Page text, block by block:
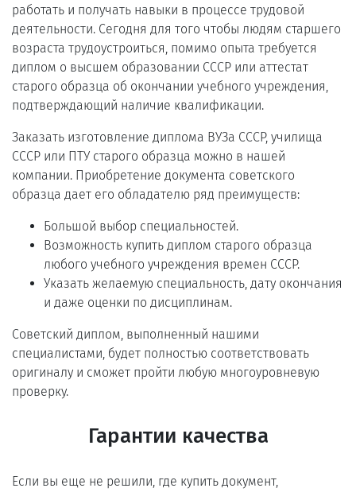
работать и получать навыки в процессе трудовой
деятельности. Сегодня для того чтобы людям старшего
возраста трудоустроиться, помимо опыта требуется
диплом о высшем образовании СССР или аттестат
старого образца об окончании учебного учреждения,
подтверждающий наличие квалификации.
Заказать изготовление диплома ВУЗа СССР, училища
СССР или ПТУ старого образца можно в нашей
компании. Приобретение документа советского
образца дает его обладателю ряд преимуществ:
Большой выбор специальностей.
Возможность купить диплом старого образца
любого учебного учреждения времен СССР.
Указать желаемую специальность, дату окончания
и даже оценки по дисциплинам.
Советский диплом, выполненный нашими
специалистами, будет полностью соответствовать
оригиналу и сможет пройти любую многоуровневую
проверку.
Гарантии качества
Если вы еще не решили, где купить документ,